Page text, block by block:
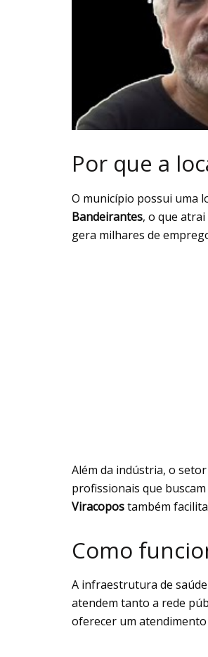
Por que a
O município possui uma
Bandeirantes, o que
gera milhares de
Além da indústria, o
profissionais que
Viracopostambém
Como
A infraestrutura de
atendem tanto a rede
oferecer um